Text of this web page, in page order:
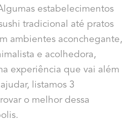
estabelecimentos
tradicional até pratos
ambientes aconchegante,
e acolhedora,
experiência que vai além
listamos 3
o melhor dessa